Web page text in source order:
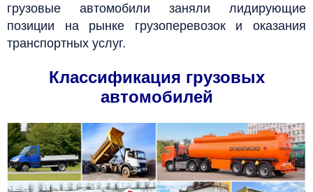
грузовые автомобили заняли лидирующие
позиции на рынке грузоперевозок и оказания
транспортных услуг.
Классификация грузовых
автомобилей